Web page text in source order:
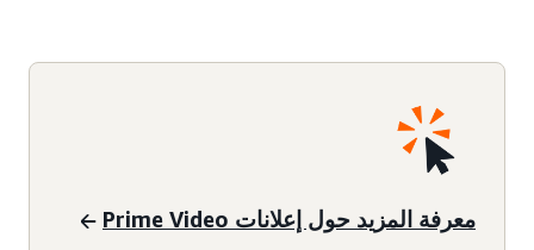
معرفة المزيد حول إعلانات Prime Video